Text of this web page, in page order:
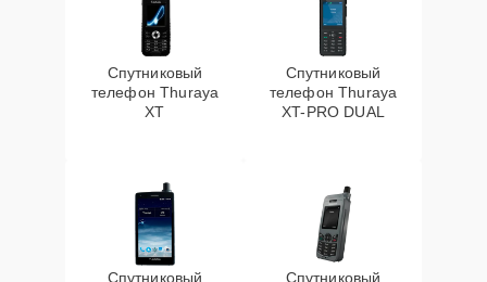
Спутниковый
телефон Thuraya
XT
Спутниковый
телефон Thuraya
XT-PRO DUAL
Спутниковый
Спутниковый